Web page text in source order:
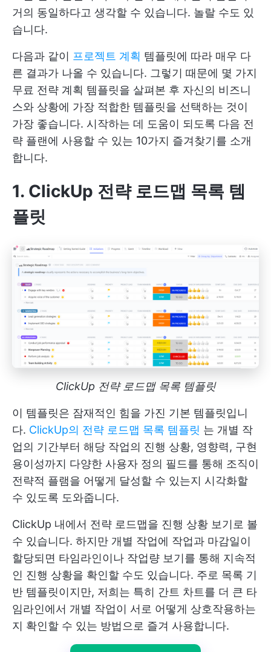
거의 동일하다고 생각할 수 있습니다. 놀랄 수도 있
습니다.
다음과 같이 프로젝트 계획 템플릿에 따라 매우 다
른 결과가 나올 수 있습니다. 그렇기 때문에 몇 가지
무료 전략 계획 템플릿을 살펴본 후 자신의 비즈니
스와 상황에 가장 적합한 템플릿을 선택하는 것이
가장 좋습니다. 시작하는 데 도움이 되도록 다음 전
략 플랜에 사용할 수 있는 10가지 즐겨찾기를 소개
합니다.
1. ClickUp 전략 로드맵 목록 템
플릿
ClickUp 전략 로드맵 목록 템플릿
이 템플릿은 잠재적인 힘을 가진 기본 템플릿입니
다. ClickUp의 전략 로드맵 목록 템플릿 는 개별 작
업의 기간부터 해당 작업의 진행 상황, 영향력, 구현
용이성까지 다양한 사용자 정의 필드를 통해 조직이
전략적 플램을 어떻게 달성할 수 있는지 시각화할
수 있도록 도와줍니다.
ClickUp 내에서 전략 로드맵을 진행 상황 보기로 볼
수 있습니다. 하지만 개별 작업에 작업과 마감일이
할당되면 타임라인이나 작업량 보기를 통해 지속적
인 진행 상황을 확인할 수도 있습니다. 주로 목록 기
반 템플릿이지만, 저희는 특히 간트 차트를 더 큰 타
임라인에서 개별 작업이 서로 어떻게 상호작용하는
지 확인할 수 있는 방법으로 즐겨 사용합니다.